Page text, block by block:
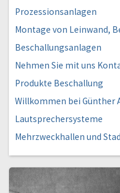
Prozessionsanlagen
Montage von Leinwand,
Beschallungsanlagen
Nehmen Sie mit uns
Produkte Beschallung
Willkommen bei Günther
Lautsprechersysteme
Mehrzweckhallen und